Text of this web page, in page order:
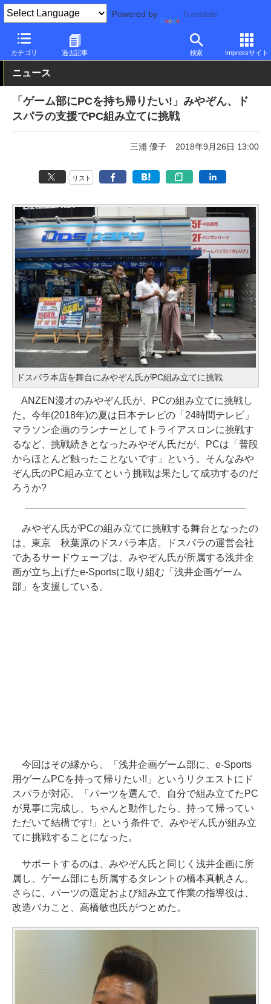
Powered by Translate
カテゴリ 過去記事 検索 Impressサイト
PC Watch パソコン/タブレット/スマートフォン ゲーミングパソ
ニュース
「ゲーム部にPCを持ち帰りたい!」みやぞん、ド
スパラの支援でPC組み立てに挑戦
三浦 優子 2018年9月26日 13:00
リスト
ドスパラ本店を舞台にみやぞん氏がPC組み立てに挑戦
ANZEN漫才のみやぞん氏が、PCの組み立てに挑戦し
た。今年(2018年)の夏は日本テレビの「24時間テレビ」
マラソン企画のランナーとしてトライアスロンに挑戦す
るなど、挑戦続きとなったみやぞん氏だが、PCは「普段
からほとんど触ったことないです」という。そんなみや
ぞん氏のPC組み立てという挑戦は果たして成功するのだ
ろうか?
みやぞん氏がPCの組み立てに挑戦する舞台となったの
は、東京 秋葉原のドスパラ本店。ドスパラの運営会社
であるサードウェーブは、みやぞん氏が所属する浅井企
画が立ち上げたe-Sportsに取り組む「浅井企画ゲーム
部」を支援している。
今回はその縁から、「浅井企画ゲーム部に、e-Sports
用ゲームPCを持って帰りたい!!」というリクエストにド
スパラが対応。「パーツを選んで、自分で組み立てたPC
が見事に完成し、ちゃんと動作したら、持って帰ってい
ただいて結構です!」という条件で、みやぞん氏が組み立
てに挑戦することになった。
サポートするのは、みやぞん氏と同じく浅井企画に所
属し、ゲーム部にも所属するタレントの橋本真帆さん。
さらに、パーツの選定および組み立て作業の指導役は、
改造バカこと、高橋敏也氏がつとめた。